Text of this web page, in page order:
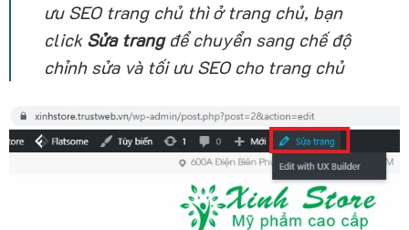
ưu SEO trang chủ thì ở trang chủ, bạn
click Sửa trangđể chuyển sang chế độ
chỉnh sửa và tối ưu SEO cho trang chủ